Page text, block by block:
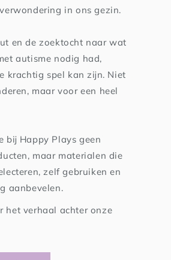
in ons gezin.
en de zoektocht naar wat
autisme nodig had,
krachtig spel kan zijn. Niet
maar voor een heel
bij Happy Plays geen
maar materialen die
zelf gebruiken en
aanbevelen.
het verhaal achter onze